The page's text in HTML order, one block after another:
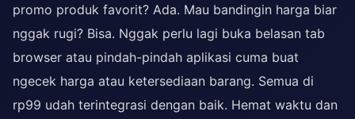
promo produk favorit? Ada. Mau bandingin harga biar
nggak rugi? Bisa. Nggak perlu lagi buka belasan tab
browser atau pindah-pindah aplikasi cuma buat
ngecek harga atau ketersediaan barang. Semua di
rp99 udah terintegrasi dengan baik. Hemat waktu dan